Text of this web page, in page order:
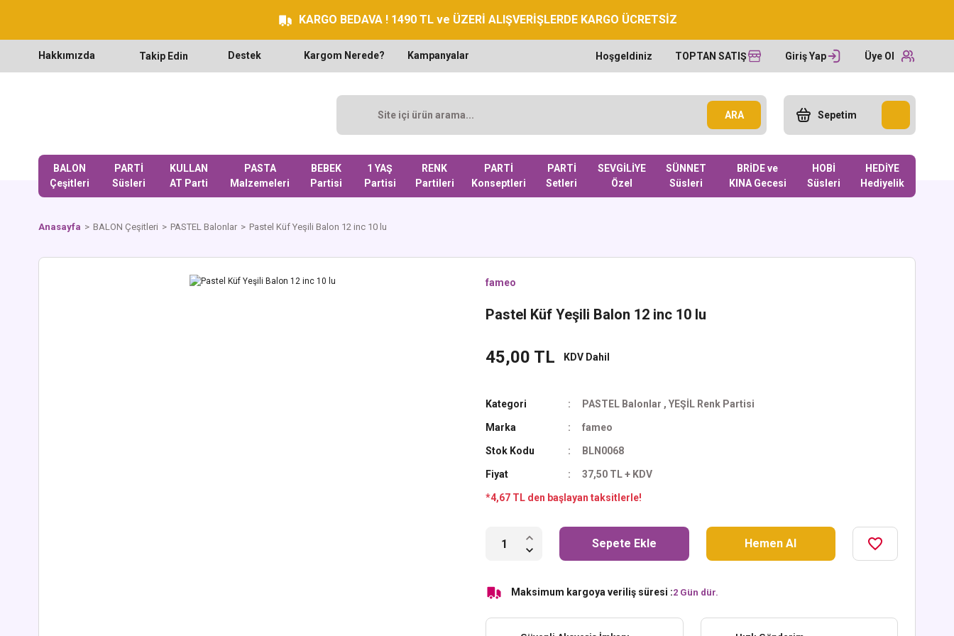
KARGO BEDAVA ! 1490 TL ve ÜZERİ ALIŞVERİŞLERDE KARGO ÜCRETSİZ
Hakkımızda Takip Edin Destek Kargom Nerede? Kampanyalar Hoşgeldiniz TOPTAN SATIŞ Giriş Yap Üye Ol
ARA Sepetim
BALON
Çeşitleri
PARTİ
Süsleri
KULLAN
AT Parti
PASTA
Malzemeleri
BEBEK
Partisi
1 YAŞ
Partisi
RENK
Partileri
PARTİ
Konseptleri
PARTİ
Setleri
SEVGİLİYE
Özel
SÜNNET
Süsleri
BRİDE ve
KINA Gecesi
HOBİ
Süsleri
HEDİYE
Hediyelik
Anasayfa BALON Çeşitleri PASTEL Balonlar Pastel Küf Yeşili Balon 12 inc 10 lu
fameo
Pastel Küf Yeşili Balon 12 inc 10 lu
45,00 TL KDV Dahil
Kategori PASTEL Balonlar ,YEŞİL Renk Partisi
Marka fameo
Stok Kodu BLN0068
Fiyat 37,50 TL + KDV
*4,67 TL den başlayan taksitlerle!
Sepete Ekle Hemen Al
Maksimum kargoya veriliş süresi :2 Gün dür.